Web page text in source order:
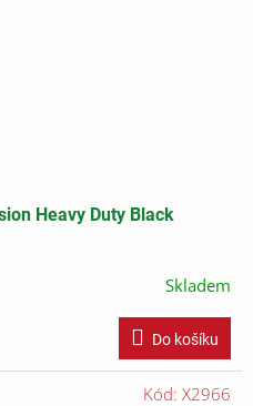
Heavy Duty Black
Skladem
Do košíku
Kód: X2966